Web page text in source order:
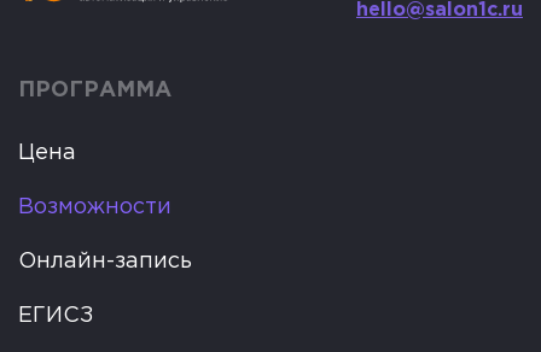
hello@salon1c.ru
ПРОГРАММА
Цена
Возможности
Онлайн-запись
ЕГИСЗ